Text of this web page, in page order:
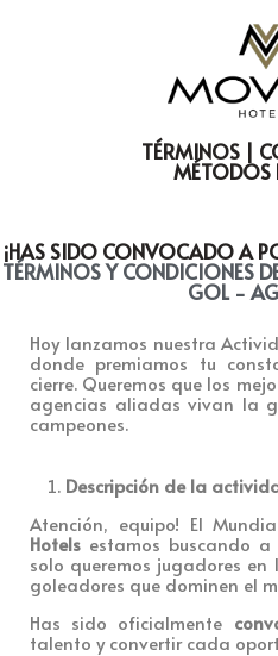
TÉRMINOS |
MÉTODOS
¡HAS SIDO CONVOCADO A
TÉRMINOS Y CONDICIONES
GOL -
Hoy lanzamos nuestra
donde premiamos tu
cierre. Queremos que los
agencias aliadasvivan la
campeones.
Descripción de la
Atención, equipo! El
Hotels estamos buscando
solo queremos jugadores en
goleadores que dominen el
Has sido oficialmente
talento y convertir cada